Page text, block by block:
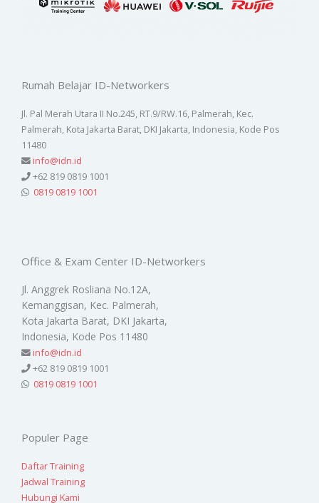
Rumah Belajar ID-Networkers
Jl. Pal Merah Utara II No.245, RT.9/RW.16, Palmerah, Kec.
Palmerah, Kota Jakarta Barat, DKI Jakarta, Indonesia, Kode Pos
11480
info@idn.id
+62 819 0819 1001
0819 0819 1001
Office & Exam Center ID-Networkers
Jl. Anggrek Rosliana No.12A,
Kemanggisan, Kec. Palmerah,
Kota Jakarta Barat, DKI Jakarta,
Indonesia, Kode Pos 11480
info@idn.id
+62 819 0819 1001
0819 0819 1001
Populer Page
Daftar Training
Jadwal Training
Hubungi Kami